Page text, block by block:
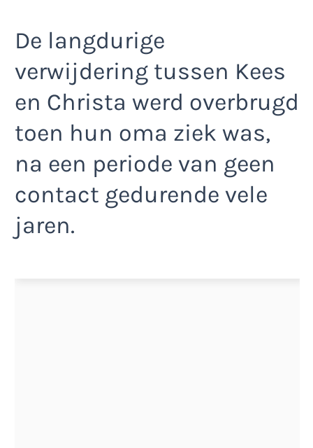
De langdurige
verwijdering tussen Kees
en Christa werd overbrugd
toen hun oma ziek was,
na een periode van geen
contact gedurende vele
jaren.